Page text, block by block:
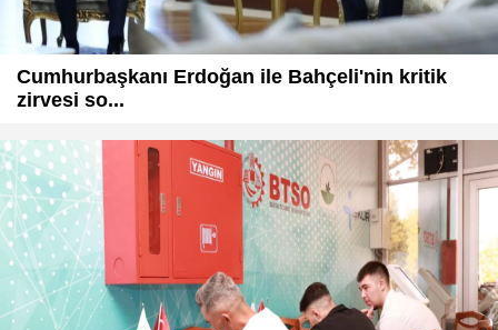
Cumhurbaşkanı Erdoğan ile Bahçeli'nin kritik
zirvesi so...